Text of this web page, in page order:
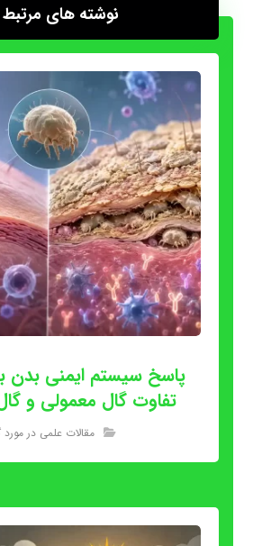
نوشته های
پاسخ سیستم ایمنی بدن
تفاوت گال معمولی و
مقالات علمی در مورد